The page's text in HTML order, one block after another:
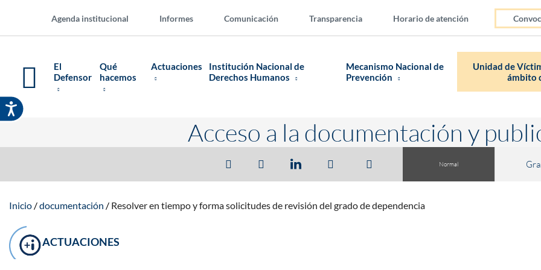
Agenda institucional Informes Comunicación Transparencia Horario de atención
El
Defensor
Qué
hacemos
Actuaciones
Institución Nacional de
Derechos Humanos
Mecanismo Nacional de
Prevención
Unidad de
ámbito
Acceso a la documentación y
Normal
Inicio documentación Resolver en tiempo y forma solicitudes de revisión del grado de dependencia
ACTUACIONES